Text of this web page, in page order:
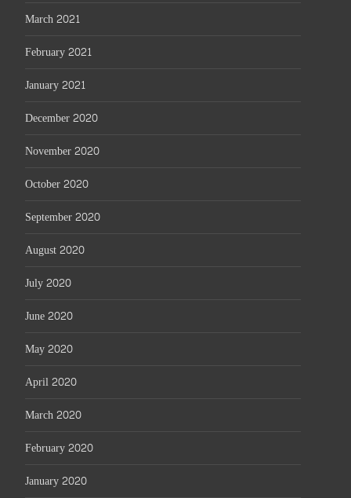
March 2021
February 2021
January 2021
December 2020
November 2020
October 2020
September 2020
August 2020
July 2020
June 2020
May 2020
April 2020
March 2020
February 2020
January 2020